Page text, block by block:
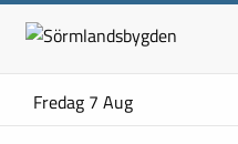
Fredag 7 Aug